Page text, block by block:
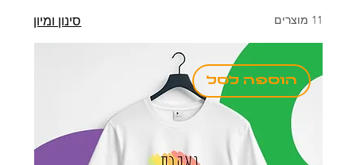
11 מוצרים סינון ומיון
הוספה לסל